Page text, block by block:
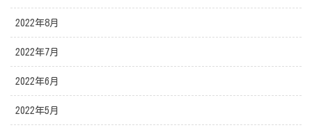
2022年8月
2022年7月
2022年6月
2022年5月